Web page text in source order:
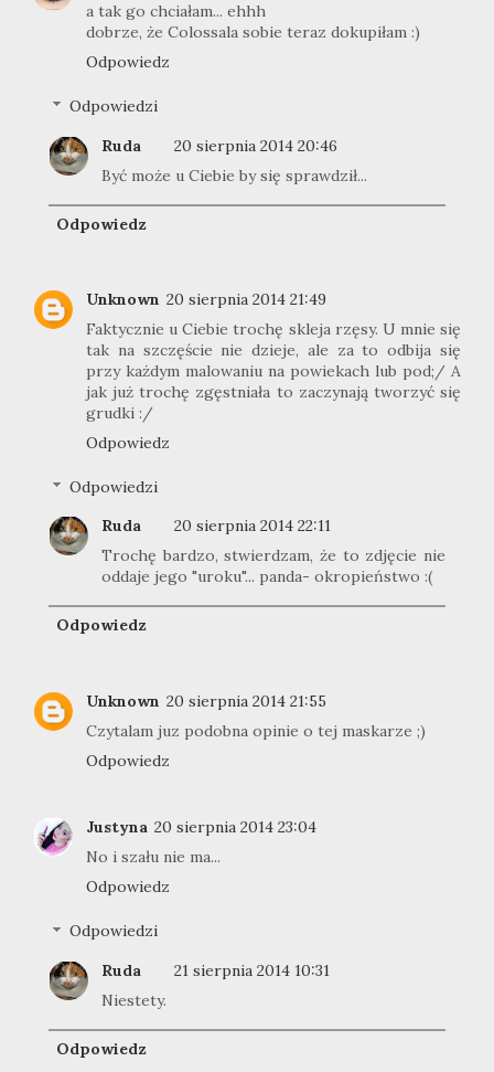
a tak go chciałam... ehhh
dobrze, że Colossala sobie teraz dokupiłam :)
Odpowiedz
Odpowiedzi
Ruda
20 sierpnia 2014 20:46
Być może u Ciebie by się sprawdził...
Odpowiedz
Unknown 20 sierpnia 2014 21:49
Faktycznie u Ciebie trochę skleja rzęsy. U mnie się
tak na szczęście nie dzieje, ale za to odbija się
przy każdym malowaniu na powiekach lub pod;/ A
jak już trochę zgęstniała to zaczynają tworzyć się
grudki :/
Odpowiedz
Odpowiedzi
Ruda
20 sierpnia 2014 22:11
Trochę bardzo, stwierdzam, że to zdjęcie nie
oddaje jego "uroku"... panda- okropieństwo :(
Odpowiedz
Unknown 20 sierpnia 2014 21:55
Czytalam juz podobna opinie o tej maskarze ;)
Odpowiedz
Justyna 20 sierpnia 2014 23:04
No i szału nie ma...
Odpowiedz
Odpowiedzi
Ruda
21 sierpnia 2014 10:31
Niestety.
Odpowiedz